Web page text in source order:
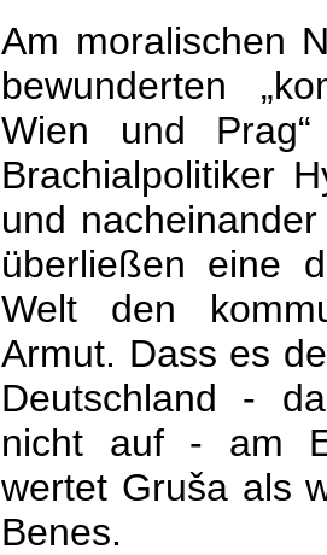
Am moralischen
bewunderten
Wien und Prag“
Brachialpolitiker
und
überließen eine
Welt den
Armut. Dass es
Deutschland -
nicht auf - am
wertet Gruša als
Benes.